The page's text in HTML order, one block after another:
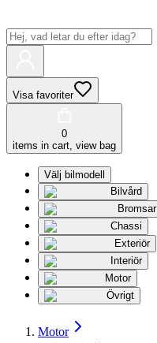
Visa favoriter
0
items in cart, view bag
Välj bilmodell
Bilvård
Bromsar
Chassi
Exteriör
Interiör
Motor
Övrigt
Motor